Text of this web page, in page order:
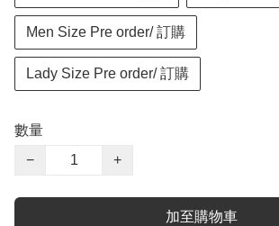
Men Size Pre order/ 訂購
Lady Size Pre order/ 訂購
數量
−
+
加至購物車